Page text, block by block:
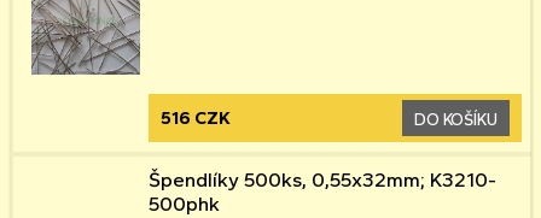
516 CZK DO KOŠÍKU
Špendlíky 500ks, 0,55x32mm; K3210-
500phk